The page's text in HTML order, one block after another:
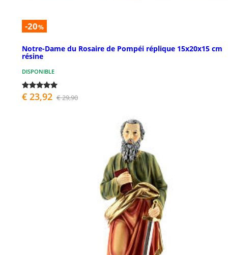
-20%
Notre-Dame du Rosaire de Pompéi réplique 15x20x15 cm
résine
DISPONIBLE
€ 23,92 € 29,90